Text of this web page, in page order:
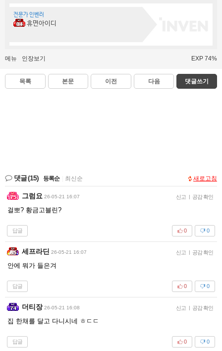
전문가 인벤러
휴면아이디
메뉴 인장보기 EXP 74%
목록 본문 이전 다음 댓글쓰기
댓글(15) 등록순 최신순 새로고침
그럼요 26-05-21 16:07 신고 | 공감 확인
걸뽀? 황금고블린?
답글 0
0
세프라딘 26-05-21 16:07 신고 | 공감 확인
안에 뭐가 들은겨
답글 0
0
더티장 26-05-21 16:08 신고 | 공감 확인
집 한채를 달고 다니시네 ㅎㄷㄷ
답글 0
0